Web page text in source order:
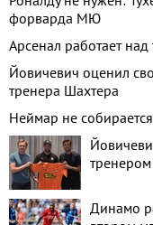
форварда МЮ
Арсенал работает
Йовичевич оценил
тренера Шахтера
Неймар не
Динамо